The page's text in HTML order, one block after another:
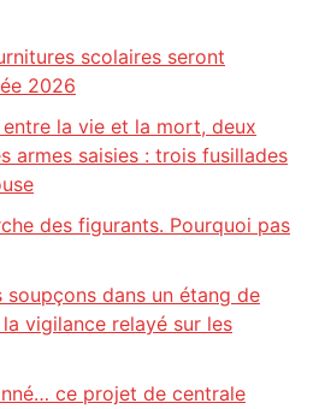
scolaires seront
2026
la vie et la mort, deux
armes saisies : trois fusillades
des figurants. Pourquoi pas
soupçons dans un étang de
vigilance relayé sur les
ce projet de centrale